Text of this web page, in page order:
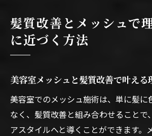
髪質改善とメッシュで
に近づく方法
美容室メッシュと髪質改善で叶える
美容室でのメッシュ施術は、単に髪に
なく、髪質改善と組み合わせることで
アスタイルへと導くことができます。